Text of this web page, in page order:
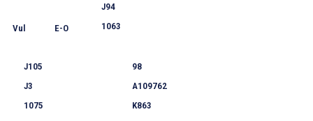
Vul E-O
J94
1063
J105
J3
1075
98
A109762
K863